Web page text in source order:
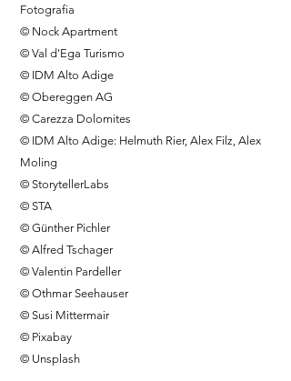
Fotografia
© Nock Apartment
© Val d'Ega Turismo
© IDM Alto Adige
© Obereggen AG
© Carezza Dolomites
© IDM Alto Adige: Helmuth Rier, Alex Filz, Alex
Moling
© StorytellerLabs
© STA
© Günther Pichler
© Alfred Tschager
© Valentin Pardeller
© Othmar Seehauser
© Susi Mittermair
© Pixabay
© Unsplash